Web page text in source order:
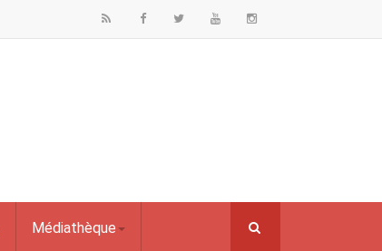
Médiathèque